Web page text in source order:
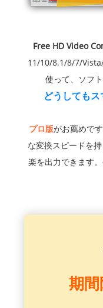
Free HD Video
11/10/8.1/8/7/
使って、ソフ
どうしても
プロ版がお薦めで
な変換スピードを
楽を出力できます。
期